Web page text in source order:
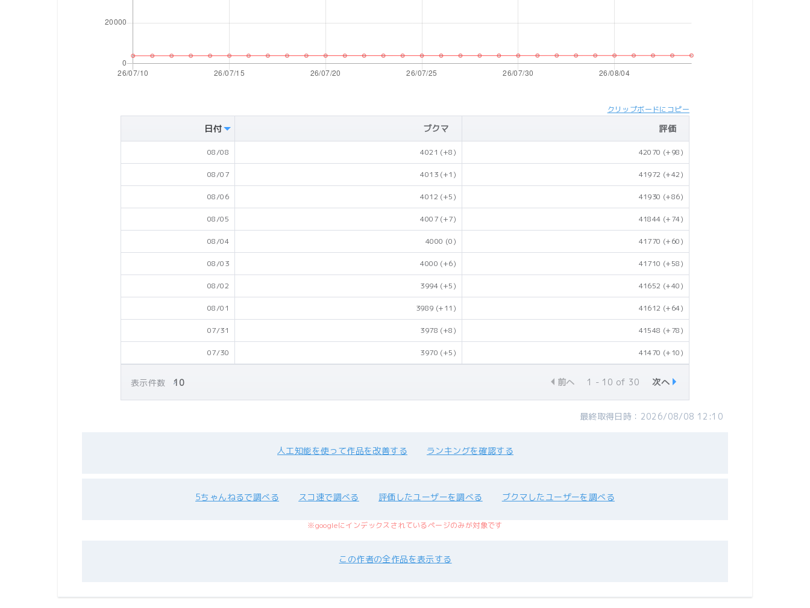
クリップボードにコピー
日付 ブクマ 評価
08/08 4021 (+8) 42070 (+98)
08/07 4013 (+1) 41972 (+42)
08/06 4012 (+5) 41930 (+86)
08/05 4007 (+7) 41844 (+74)
08/04 4000 (0) 41770 (+60)
08/03 4000 (+6) 41710 (+58)
08/02 3994 (+5) 41652 (+40)
08/01 3989 (+11) 41612 (+64)
07/31 3978 (+8) 41548 (+78)
07/30 3970 (+5) 41470 (+10)
表示件数 前へ 1 - 10 of 30 次へ
最終取得日時：2026/08/08 12:10
人工知能を使って作品を改善する ランキングを確認する
5ちゃんねるで調べる スコ速で調べる 評価したユーザーを調べる ブクマしたユーザーを調べる
※googleにインデックスされているページのみが対象です
この作者の全作品を表示する